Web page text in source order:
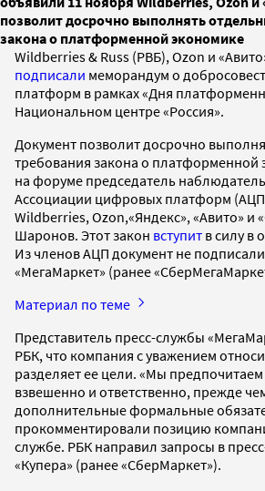
позволит досрочно выполнять
закона о платформенной экономике
Wildberries & Russ (РВБ), Ozon и
подписали меморандум о
платформ в рамках «Дня
Национальном центре «Россия».
Документ позволит досрочно
требования закона о платформенной
на форуме председатель
Ассоциации цифровых платформ
Wildberries, Ozon,«Яндекс», «Авито» и
Шаронов. Этот закон вступит в силу в
Из членов АЦП документ не
«МегаМаркет» (ранее
Материал по теме
Представитель пресс-службы
РБК, что компания с уважением
разделяет ее цели. «Мы предпочитаем
взвешенно и ответственно, прежде
дополнительные формальные
прокомментировали позицию
службе. РБК направил запросы в
«Купера» (ранее «СберМаркет»).